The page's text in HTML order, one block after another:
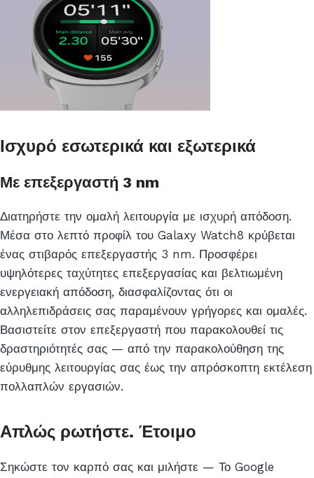
Ισχυρό εσωτερικά και εξωτερικά
Με επεξεργαστή 3 nm
Διατηρήστε την ομαλή λειτουργία με ισχυρή απόδοση.
Μέσα στο λεπτό προφίλ του Galaxy Watch8 κρύβεται
ένας στιβαρός επεξεργαστής 3 nm. Προσφέρει
υψηλότερες ταχύτητες επεξεργασίας και βελτιωμένη
ενεργειακή απόδοση, διασφαλίζοντας ότι οι
αλληλεπιδράσεις σας παραμένουν γρήγορες και ομαλές.
Βασιστείτε στον επεξεργαστή που παρακολουθεί τις
δραστηριότητές σας — από την παρακολούθηση της
εύρυθμης λειτουργίας σας έως την απρόσκοπτη εκτέλεση
πολλαπλών εργασιών.
Απλώς ρωτήστε. Έτοιμο
Σηκώστε τον καρπό σας και μιλήστε — Το Google